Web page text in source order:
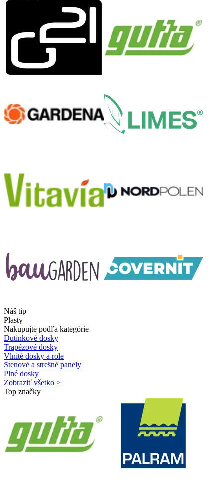
Náš tip
Plasty
Nakupujte podľa kategórie
Dutinkové dosky
Trapézové dosky
Vlnité dosky a role
Stenové a strešné panely
Plné dosky
Zobraziť všetko >
Top značky